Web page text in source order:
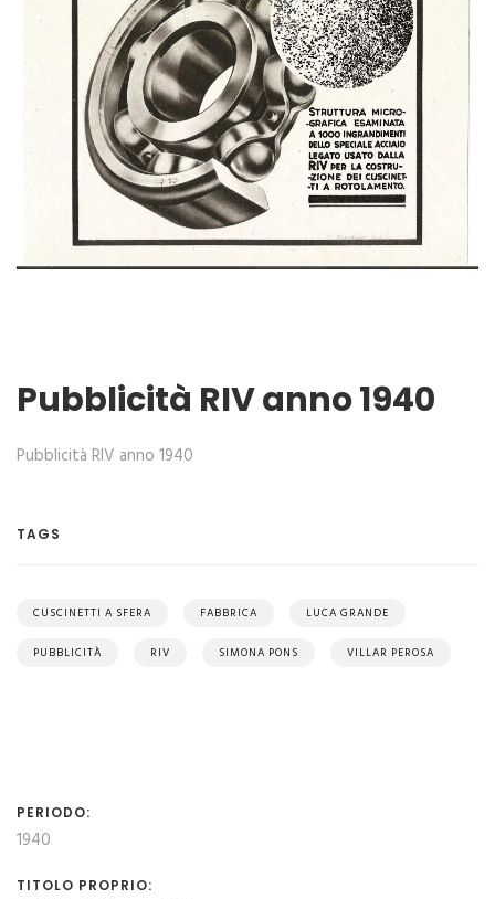
Pubblicità RIV anno 1940
Pubblicità RIV anno 1940
TAGS
CUSCINETTI A SFERA FABBRICA LUCA GRANDE
PUBBLICITÀ RIV SIMONA PONS VILLAR PEROSA
PERIODO:
1940
TITOLO PROPRIO: